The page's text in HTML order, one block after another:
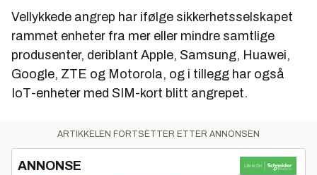
Vellykkede angrep har ifølge sikkerhetsselskapet
rammet enheter fra mer eller mindre samtlige
produsenter, deriblant Apple, Samsung, Huawei,
Google, ZTE og Motorola, og i tillegg har også
IoT-enheter med SIM-kort blitt angrepet.
ARTIKKELEN FORTSETTER ETTER ANNONSEN
ANNONSE